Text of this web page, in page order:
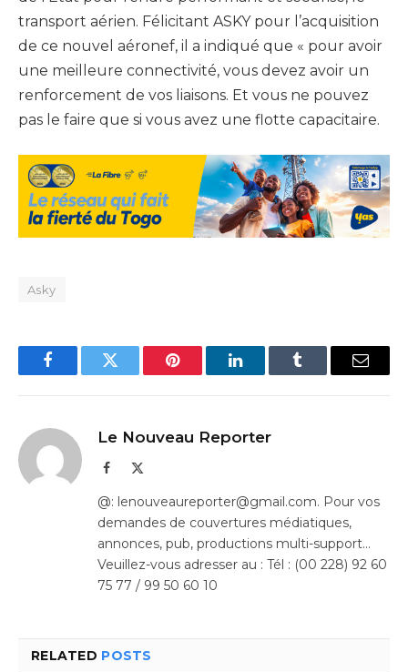
transport aérien. Félicitant ASKY pour l’acquisition
de ce nouvel aéronef, il a indiqué que « pour avoir
une meilleure connectivité, vous devez avoir un
renforcement de vos liaisons. Et vous ne pouvez
pas le faire que si vous avez une flotte capacitaire.
Asky
FacebookTwitter Pinterest LinkedInTumblr Email
Le Nouveau Reporter
Facebook
@: lenouveaureporter@gmail.com. Pour vos
demandes de couvertures médiatiques,
annonces, pub, productions multi-support…
Veuillez-vous adresser au : Tél : (00 228) 92 60
75 77 / 99 50 60 10
RELATED POSTS